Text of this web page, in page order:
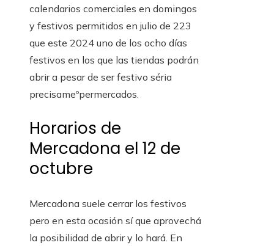
calendarios comerciales en domingos
y festivos permitidos en julio de 223
que este 2024 uno de los ocho días
festivos en los que las tiendas podrán
abrir a pesar de ser festivo séria
precisameºpermercados.
Horarios de
Mercadona el 12 de
octubre
Mercadona suele cerrar los festivos
pero en esta ocasión sí que aprovechá
la posibilidad de abrir y lo hará. En